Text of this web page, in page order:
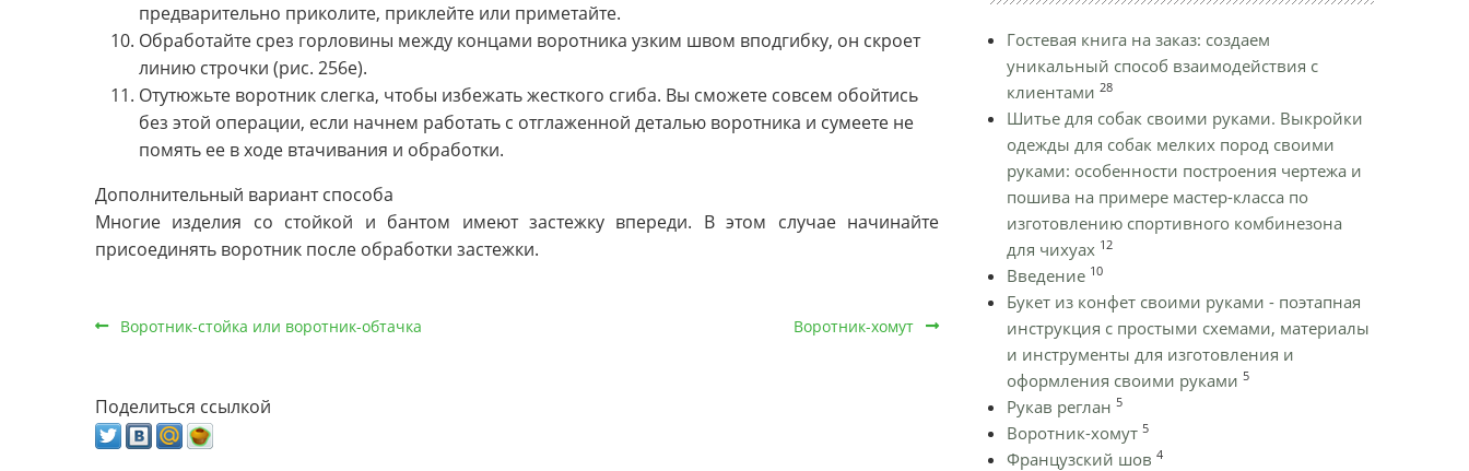
предварительно приколите, приклейте или приметайте.
Обработайте срез горловины между концами воротника узким швом вподгибку, он скроет
линию строчки (рис. 256е).
Отутюжьте воротник слегка, чтобы избежать жесткого сгиба. Вы сможете совсем обойтись
без этой операции, если начнем работать с отглаженной деталью воротника и сумеете не
помять ее в ходе втачивания и обработки.
Дополнительный вариант способа
Многие изделия со стойкой и бантом имеют застежку впереди. В этом случае начинайте
присоединять воротник после обработки застежки.
Воротник-стойка или воротник-обтачка Воротник-хомут
Поделиться ссылкой
Гостевая книга на заказ: создаем
уникальный способ взаимодействия с
клиентами 28
Шитье для собак своими руками. Выкройки
одежды для собак мелких пород своими
руками: особенности построения чертежа и
пошива на примере мастер-класса по
изготовлению спортивного комбинезона
для чихуах 12
Введение 10
Букет из конфет своими руками - поэтапная
инструкция с простыми схемами, материалы
и инструменты для изготовления и
оформления своими руками 5
Рукав реглан 5
Воротник-хомут 5
Французский шов 4